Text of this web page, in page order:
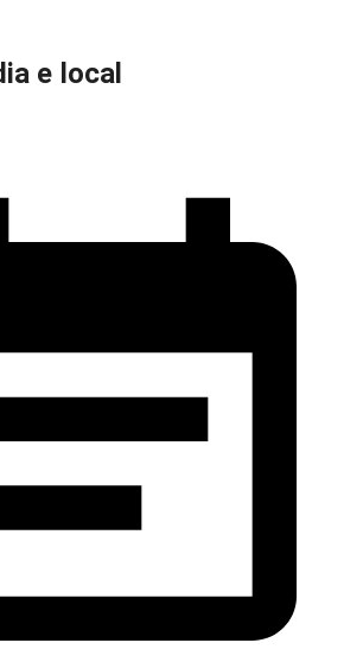
e local